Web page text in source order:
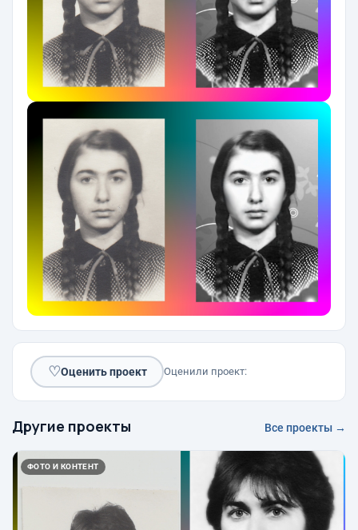
♡Оценить проект Оценили проект:
Другие проекты Все проекты →
ФОТО И КОНТЕНТ